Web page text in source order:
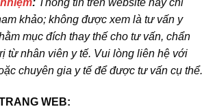
khảo; không được xem là tư vấn y
mục đích thay thế cho tư vấn, chẩn
từ nhân viên y tế. Vui lòng liên hệ với
chuyên gia y tế để được tư vấn cụ thể.
WEB: